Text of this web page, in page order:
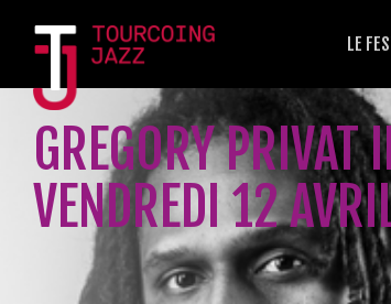
LE
GREGORY PRIVAT
VENDREDI 12